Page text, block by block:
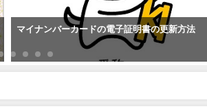
マイナンバーカードの電子証明書の更新方法